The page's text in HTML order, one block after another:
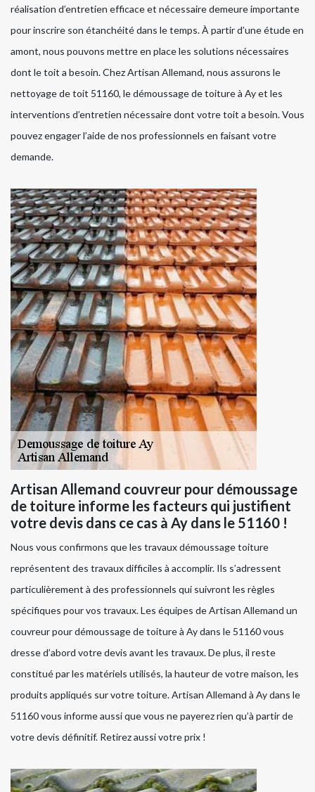
réalisation d’entretien efficace et nécessaire demeure importante
pour inscrire son étanchéité dans le temps. À partir d’une étude en
amont, nous pouvons mettre en place les solutions nécessaires
dont le toit a besoin. Chez Artisan Allemand, nous assurons le
nettoyage de toit 51160, le démoussage de toiture à Ay et les
interventions d’entretien nécessaire dont votre toit a besoin. Vous
pouvez engager l’aide de nos professionnels en faisant votre
demande.
Artisan Allemand couvreur pour démoussage
de toiture informe les facteurs qui justifient
votre devis dans ce cas à Ay dans le 51160 !
Nous vous confirmons que les travaux démoussage toiture
représentent des travaux difficiles à accomplir. Ils s’adressent
particulièrement à des professionnels qui suivront les règles
spécifiques pour vos travaux. Les équipes de Artisan Allemand un
couvreur pour démoussage de toiture à Ay dans le 51160 vous
dresse d’abord votre devis avant les travaux. De plus, il reste
constitué par les matériels utilisés, la hauteur de votre maison, les
produits appliqués sur votre toiture. Artisan Allemand à Ay dans le
51160 vous informe aussi que vous ne payerez rien qu’à partir de
votre devis définitif. Retirez aussi votre prix !